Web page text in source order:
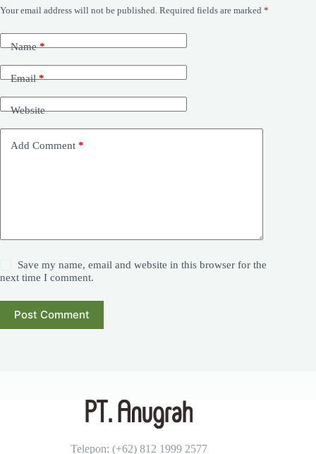
Your email address will not be published. Required fields are marked *
Name*
Email*
Website
Add Comment *
Save my name, email and website in this browser for the
next time I comment.
Post Comment
Telepon: (+62) 812 1999 2577